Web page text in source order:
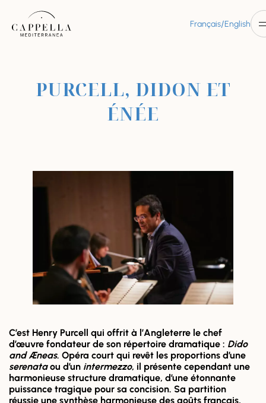
Français/English
PURCELL, DIDON ET
ÉNÉE
C’est Henry Purcell qui offrit à l’Angleterre le chef
d’œuvre fondateur de son répertoire dramatique : Dido
and Æneas. Opéra court qui revêt les proportions d’une
serenataou d’un intermezzo, il présente cependant une
harmonieuse structure dramatique, d’une étonnante
puissance tragique pour sa concision. Sa partition
réussie une synthèse harmonieuse des goûts français,